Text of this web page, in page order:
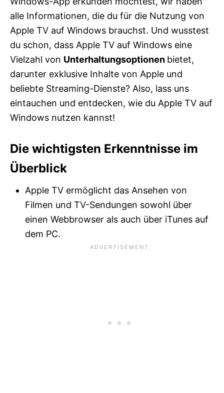
alle Informationen, die du für die Nutzung von
Apple TV auf Windows brauchst. Und wusstest
du schon, dass Apple TV auf Windows eine
Vielzahl von Unterhaltungsoptionen bietet,
darunter exklusive Inhalte von Apple und
beliebte Streaming-Dienste? Also, lass uns
eintauchen und entdecken, wie du Apple TV auf
Windows nutzen kannst!
Die wichtigsten Erkenntnisse im
Überblick
Apple TV ermöglicht das Ansehen von
Filmen und TV-Sendungen sowohl über
einen Webbrowser als auch über iTunes auf
dem PC.